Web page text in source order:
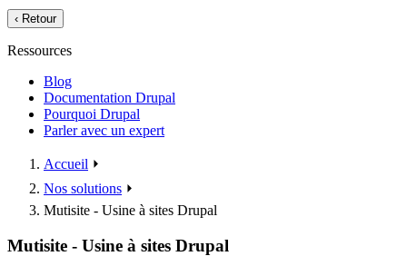
‹ Retour
Ressources
Blog
Documentation Drupal
Pourquoi Drupal
Parler avec un expert
Accueil ⏵
Nos solutions ⏵
Mutisite - Usine à sites Drupal
Mutisite - Usine à sites Drupal